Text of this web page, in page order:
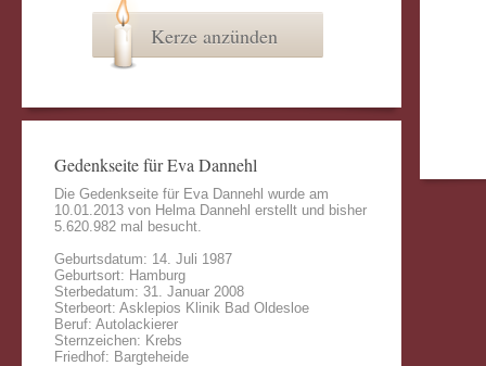
Kerze anzünden
Gedenkseite für Eva Dannehl
Die Gedenkseite für Eva Dannehl wurde am
10.01.2013 von Helma Dannehl erstellt und bisher
5.620.982 mal besucht.
Geburtsdatum: 14. Juli 1987
Geburtsort: Hamburg
Sterbedatum: 31. Januar 2008
Sterbeort: Asklepios Klinik Bad Oldesloe
Beruf: Autolackierer
Sternzeichen: Krebs
Friedhof: Bargteheide